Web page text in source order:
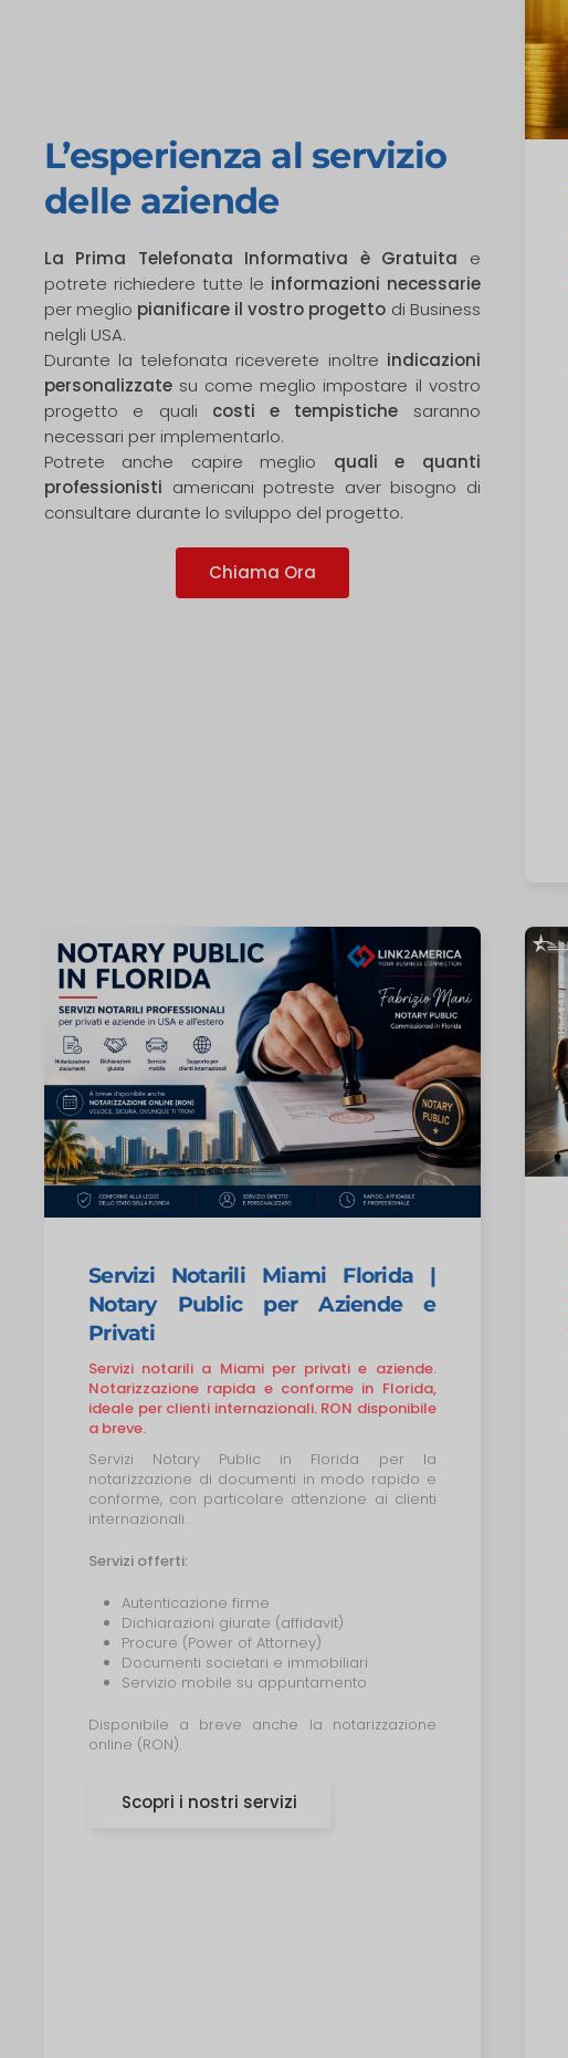
L’esperienza al servizio
delle aziende
La Prima Telefonata Informativa è Gratuita e
potrete richiedere tutte le informazioni necessarie
per meglio pianificare il vostro progetto di Business
nelgli USA.
Durante la telefonata riceverete inoltre indicazioni
personalizzate su come meglio impostare il vostro
progetto e quali costi e tempistiche saranno
necessari per implementarlo.
Potrete anche capire meglio quali e quanti
professionisti americani potreste aver bisogno di
consultare durante lo sviluppo del progetto.
Chiama Ora
Servizi Notarili Miami Florida |
Notary Public per Aziende e
Privati
Servizi notarili a Miami per privati e aziende.
Notarizzazione rapida e conforme in Florida,
ideale per clienti internazionali. RON disponibile
a breve.
Servizi Notary Public in Florida per la
notarizzazione di documenti in modo rapido e
conforme, con particolare attenzione ai clienti
internazionali.
Servizi offerti:
Autenticazione firme
Dichiarazioni giurate (affidavit)
Procure (Power of Attorney)
Documenti societari e immobiliari
Servizio mobile su appuntamento
Disponibile a breve anche la notarizzazione
online (RON).
Scopri i nostri servizi